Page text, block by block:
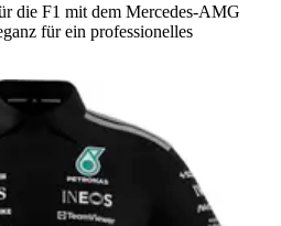
die F1 mit dem Mercedes-AMG
für ein professionelles